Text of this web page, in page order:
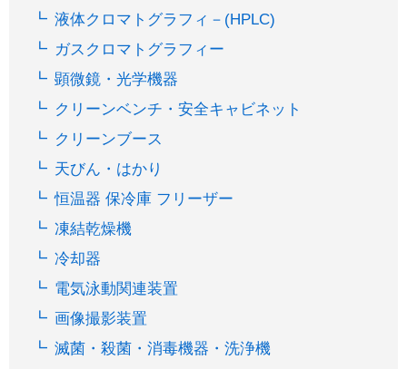
液体クロマトグラフィ－(HPLC)
ガスクロマトグラフィー
顕微鏡・光学機器
クリーンベンチ・安全キャビネット
クリーンブース
天びん・はかり
恒温器 保冷庫 フリーザー
凍結乾燥機
冷却器
電気泳動関連装置
画像撮影装置
滅菌・殺菌・消毒機器・洗浄機